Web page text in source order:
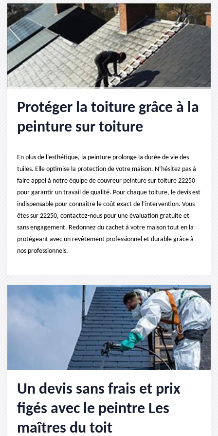
Protéger la toiture grâce à la
peinture sur toiture
En plus de l’esthétique, la peinture prolonge la durée de vie des
tuiles. Elle optimise la protection de votre maison. N’hésitez pas à
faire appel à notre équipe de couvreur peinture sur toiture 22250
pour garantir un travail de qualité. Pour chaque toiture, le devis est
indispensable pour connaître le coût exact de l’intervention. Vous
êtes sur 22250, contactez-nous pour une évaluation gratuite et
sans engagement. Redonnez du cachet à votre maison tout en la
protégeant avec un revêtement professionnel et durable grâce à
nos professionnels.
Un devis sans frais et prix
figés avec le peintre Les
maîtres du toit